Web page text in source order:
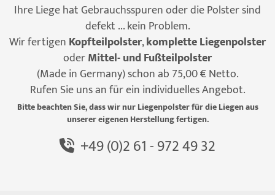
Ihre Liege hat Gebrauchsspuren oder die Polster sind
defekt ... kein Problem.
Wir fertigen Kopfteilpolster,komplette Liegenpolster
oderMittel- und Fußteilpolster
(Made in Germany) schon ab 75,00 € Netto.
Rufen Sie uns an für ein individuelles Angebot.
Bitte beachten Sie, dass wir nur Liegenpolster für die Liegen aus
unserer eigenen Herstellung fertigen.
+49 (0)2 61 - 972 49 32